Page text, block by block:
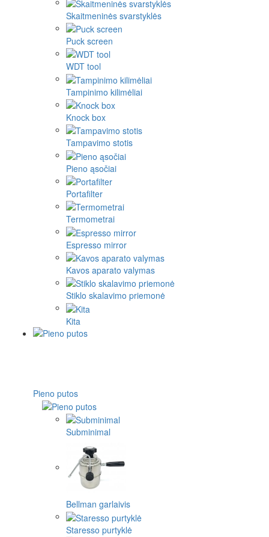
Skaitmeninės svarstyklės
Puck screen
WDT tool
Tampinimo kilimėliai
Knock box
Tampavimo stotis
Pieno ąsočiai
Portafilter
Termometrai
Espresso mirror
Kavos aparato valymas
Stiklo skalavimo priemonė
Kita
Pieno putos
Subminimal
Bellman garlaivis
Staresso purtyklė